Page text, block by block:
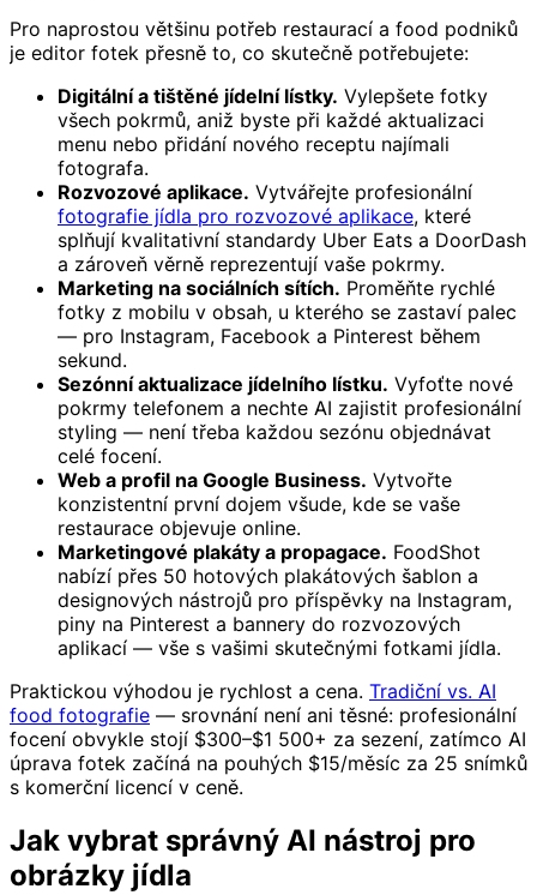
Pro naprostou většinu potřeb restaurací a food podniků
je editor fotek přesně to, co skutečně potřebujete:
Digitální a tištěné jídelní lístky. Vylepšete fotky
všech pokrmů, aniž byste při každé aktualizaci
menu nebo přidání nového receptu najímali
fotografa.
Rozvozové aplikace. Vytvářejte profesionální
fotografie jídla pro rozvozové aplikace, které
splňují kvalitativní standardy Uber Eats a DoorDash
a zároveň věrně reprezentují vaše pokrmy.
Marketing na sociálních sítích. Proměňte rychlé
fotky z mobilu v obsah, u kterého se zastaví palec
— pro Instagram, Facebook a Pinterest během
sekund.
Sezónní aktualizace jídelního lístku. Vyfoťte nové
pokrmy telefonem a nechte AI zajistit profesionální
styling — není třeba každou sezónu objednávat
celé focení.
Web a profil na Google Business. Vytvořte
konzistentní první dojem všude, kde se vaše
restaurace objevuje online.
Marketingové plakáty a propagace. FoodShot
nabízí přes 50 hotových plakátových šablon a
designových nástrojů pro příspěvky na Instagram,
piny na Pinterest a bannery do rozvozových
aplikací — vše s vašimi skutečnými fotkami jídla.
Praktickou výhodou je rychlost a cena. Tradiční vs. AI
food fotografie — srovnání není ani těsné: profesionální
focení obvykle stojí $300–$1 500+ za sezení, zatímco AI
úprava fotek začíná na pouhých $15/měsíc za 25 snímků
s komerční licencí v ceně.
Jak vybrat správný AI nástroj pro
obrázky jídla